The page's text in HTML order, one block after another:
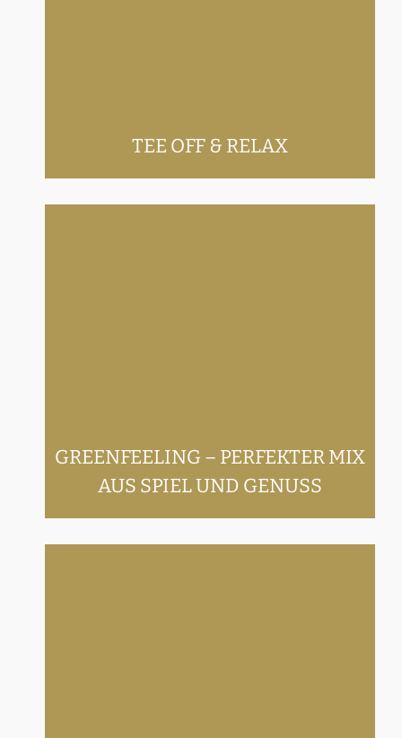
TEE OFF & RELAX
GREENFEELING – PERFEKTER MIX
AUS SPIEL UND GENUSS